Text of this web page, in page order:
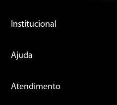
Institucional
Ajuda
Atendimento